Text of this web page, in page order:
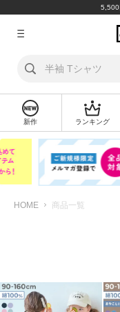
5,500
ロ
新
テ
新作 ランキング
HOME 商品一覧